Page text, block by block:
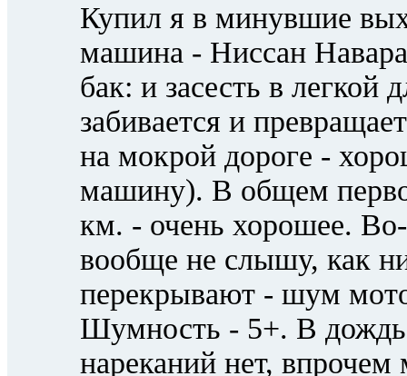
Купил я в минувшие
машина - Ниссан
бак: и засесть в легкой
забивается и
на мокрой дороге -
машину). В общем
км. - очень хорошее.
вообще не слышу, как
перекрывают - шум
Шумность - 5+. В дождь
нареканий нет,